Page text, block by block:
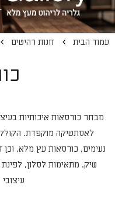
עמוד הבית חנות רהיטים
מבחר כורסאות איכותיות
לאסתטיקה מוקפדת.
נעימים, כורסאות עץ מלא, וכן
שיק. מתאימות לסלון,